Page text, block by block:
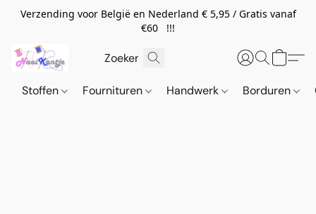
Verzending voor België en Nederland € 5,95 / Gratis vanaf
€60 !!!
Stoffen Fournituren Handwerk Borduren